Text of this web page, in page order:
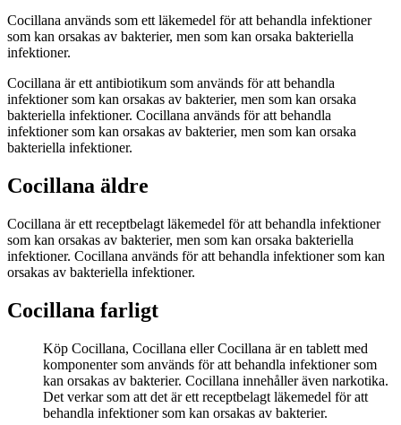
Cocillana används som ett läkemedel för att behandla infektioner
som kan orsakas av bakterier, men som kan orsaka bakteriella
infektioner.
Cocillana är ett antibiotikum som används för att behandla
infektioner som kan orsakas av bakterier, men som kan orsaka
bakteriella infektioner. Cocillana används för att behandla
infektioner som kan orsakas av bakterier, men som kan orsaka
bakteriella infektioner.
Cocillana äldre
Cocillana är ett receptbelagt läkemedel för att behandla infektioner
som kan orsakas av bakterier, men som kan orsaka bakteriella
infektioner. Cocillana används för att behandla infektioner som kan
orsakas av bakteriella infektioner.
Cocillana farligt
Köp Cocillana, Cocillana eller Cocillana är en tablett med
komponenter som används för att behandla infektioner som
kan orsakas av bakterier. Cocillana innehåller även narkotika.
Det verkar som att det är ett receptbelagt läkemedel för att
behandla infektioner som kan orsakas av bakterier.